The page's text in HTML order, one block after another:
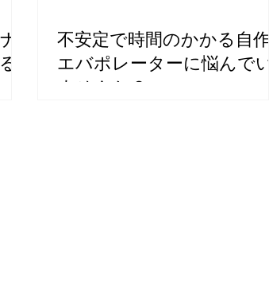
不安定で時間のかかる自作
エバポレーターに悩んでい
ませんか？